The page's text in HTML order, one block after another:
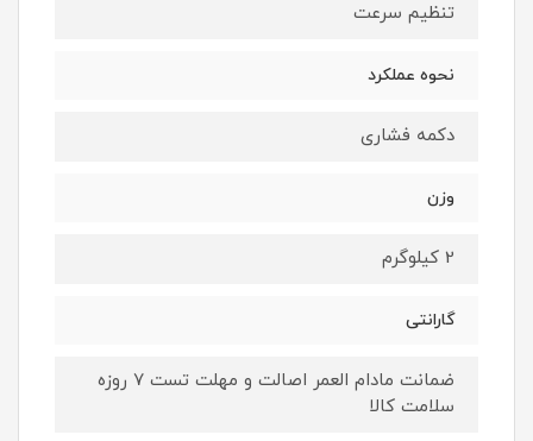
تنظیم سرعت
نحوه عملکرد
دکمه فشاری
وزن
2 کیلوگرم
گارانتی
ضمانت مادام العمر اصالت و مهلت تست ۷ روزه
سلامت کالا